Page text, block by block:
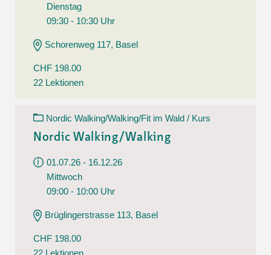
Dienstag
09:30 - 10:30 Uhr
Schorenweg 117, Basel
CHF 198.00
22 Lektionen
Nordic Walking/Walking/Fit im Wald / Kurs
Nordic Walking/Walking
01.07.26 - 16.12.26
Mittwoch
09:00 - 10:00 Uhr
Brüglingerstrasse 113, Basel
CHF 198.00
22 Lektionen